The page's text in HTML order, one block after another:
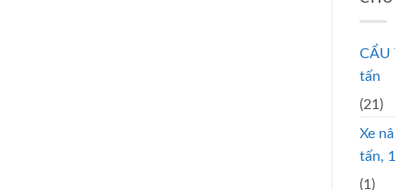
CẨU
tấn
(21)
Xe
tấn,
(1)